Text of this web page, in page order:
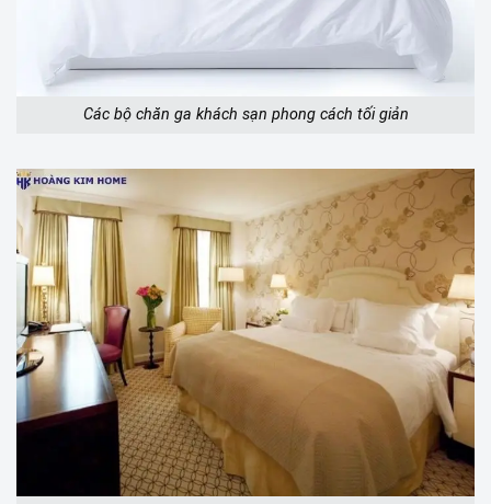
Các bộ chăn ga khách sạn phong cách tối giản